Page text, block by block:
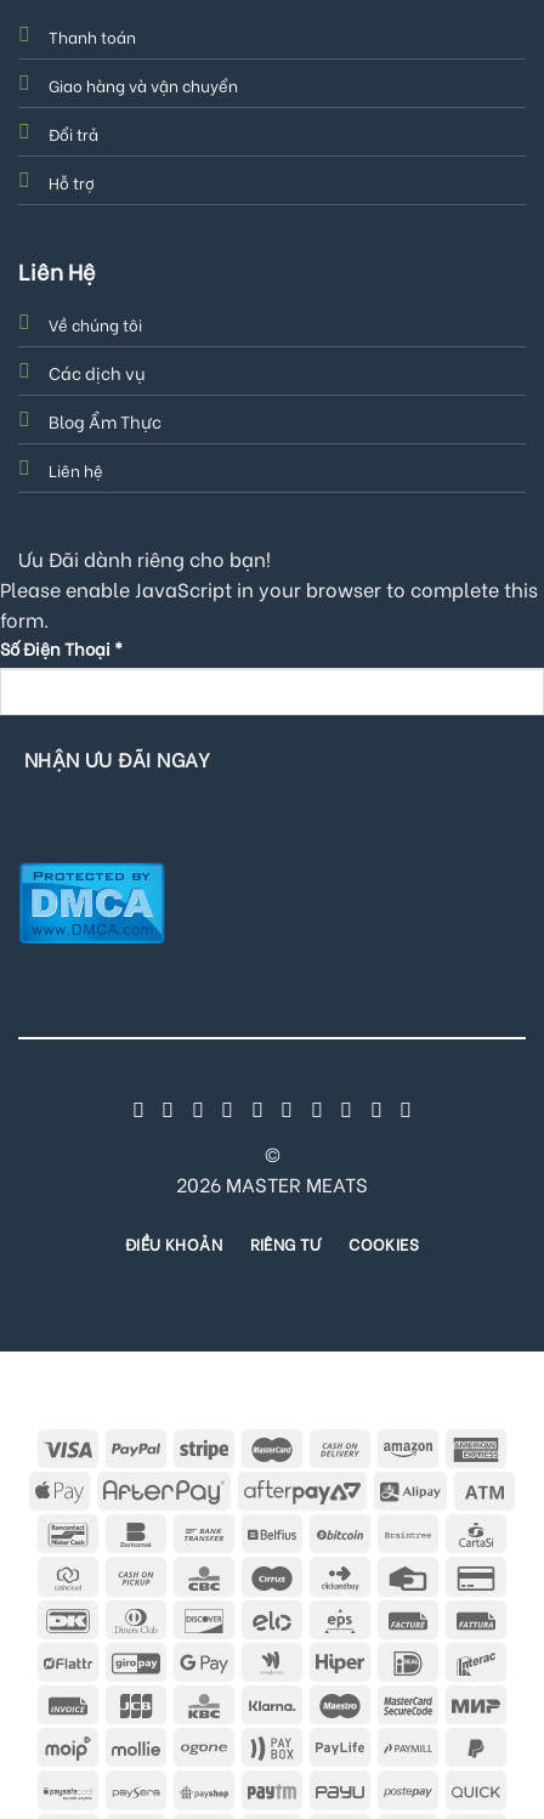
Thanh toán
Giao hàng và vận chuyển
Đổi trả
Hỗ trợ
Liên Hệ
Về chúng tôi
Các dịch vụ
Blog Ẩm Thực
Liên hệ
Ưu Đãi dành riêng cho bạn!
Please enable JavaScript in your browser to complete this
form.
Số Điện Thoại *
NHẬN ƯU ĐÃI NGAY
©
2026 MASTER MEATS
ĐIỀU KHOẢN RIÊNG TƯ COOKIES